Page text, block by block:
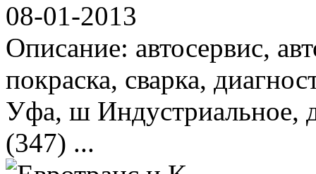
08-01-2013
Описание: автосервис,
покраска, сварка,
Уфа, ш Индустриальное,
(347) ...